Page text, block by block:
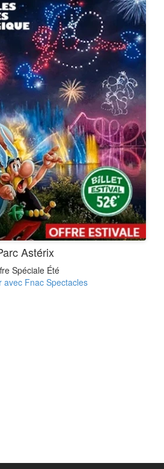
Astérix
Spéciale Été
avec Fnac Spectacles